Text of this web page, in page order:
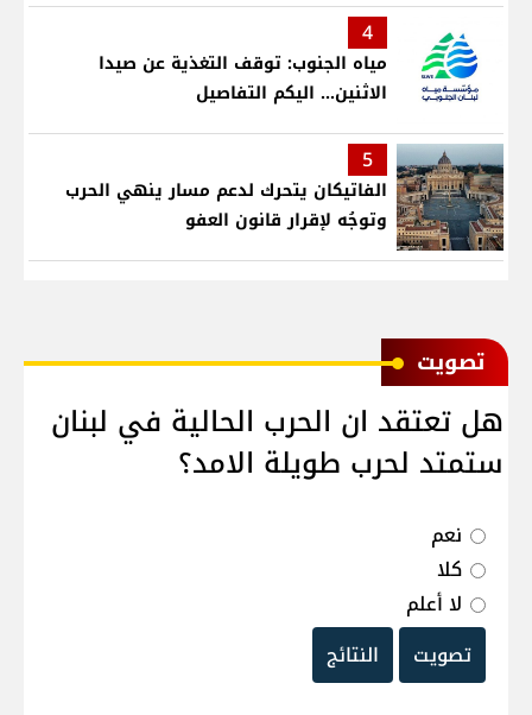
4
مياه الجنوب: توقف التغذية عن صيدا
الاثنين... اليكم التفاصيل
5
الفاتيكان يتحرك لدعم مسار ينهي الحرب
وتوجُه لإقرار قانون العفو
ﺗﺼﻮﻳﺖ
هل تعتقد ان الحرب الحالية في لبنان
ستمتد لحرب طويلة الامد؟
نعم
كلا
لا أعلم
تصويت
النتائج